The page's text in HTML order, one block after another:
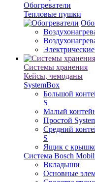
Обогреватели
Тепловые пушки
Системы хранения
Кейсы, чемоданы
SystemBox
Большой
S
Малый
Простой
Средний
S
Ящик с
Система Bosch
Вкладыши
Основные